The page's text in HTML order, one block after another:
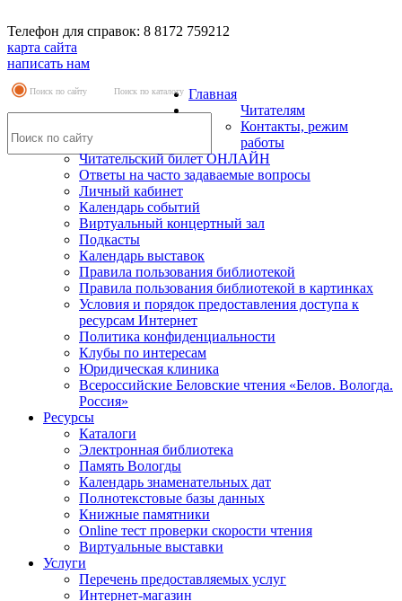
Телефон для справок: 8 8172 759212
карта сайта
написать нам
Поиск по сайту Поиск по каталогу Главная
Читателям
Контакты, режим
работы
Читательский билет ОНЛАЙН
Ответы на часто задаваемые вопросы
Личный кабинет
Календарь событий
Виртуальный концертный зал
Подкасты
Календарь выставок
Правила пользования библиотекой
Правила пользования библиотекой в картинках
Условия и порядок предоставления доступа к
ресурсам Интернет
Политика конфиденциальности
Клубы по интересам
Юридическая клиника
Всероссийские Беловские чтения «Белов. Вологда.
Россия»
Ресурсы
Каталоги
Электронная библиотека
Память Вологды
Календарь знаменательных дат
Полнотекстовые базы данных
Книжные памятники
Online тест проверки скорости чтения
Виртуальные выставки
Услуги
Перечень предоставляемых услуг
Интернет-магазин